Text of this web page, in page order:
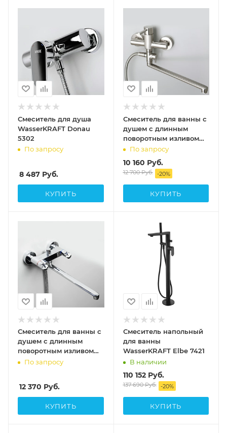
Смеситель для душа
WasserKRAFT Donau
5302
По запросу
8 487 Руб.
КУПИТЬ
Смеситель для ванны с
душем с длинным
поворотным изливом
WasserKRAFT Wern
По запросу
10 160 Руб.
12 700Руб. -20%
КУПИТЬ
Смеситель для ванны с
душем с длинным
поворотным изливом
WasserKRAFT Lossa
По запросу
12 370 Руб.
КУПИТЬ
Смеситель напольный
для ванны
WasserKRAFT Elbe 7421
В наличии
110 152Руб.
137 690Руб. -20%
КУПИТЬ